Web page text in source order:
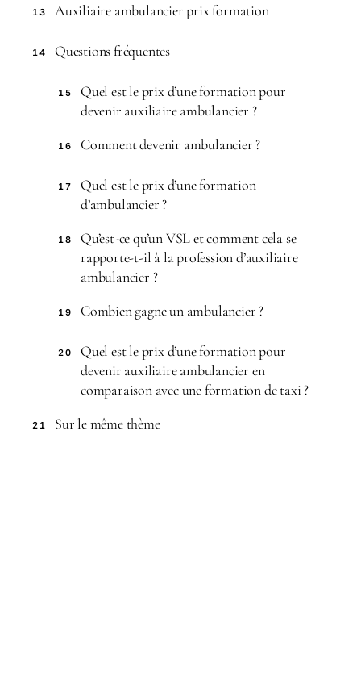
13 Auxiliaire ambulancier prix formation
14 Questions fréquentes
15
Quel est le prix d’une formation pour
devenir auxiliaire ambulancier ?
16 Comment devenir ambulancier ?
17
Quel est le prix d’une formation
d’ambulancier ?
18
Qu’est-ce qu’un VSL et comment cela se
rapporte-t-il à la profession d’auxiliaire
ambulancier ?
19 Combien gagne un ambulancier ?
20
Quel est le prix d’une formation pour
devenir auxiliaire ambulancier en
comparaison avec une formation de taxi ?
21 Sur le même thème